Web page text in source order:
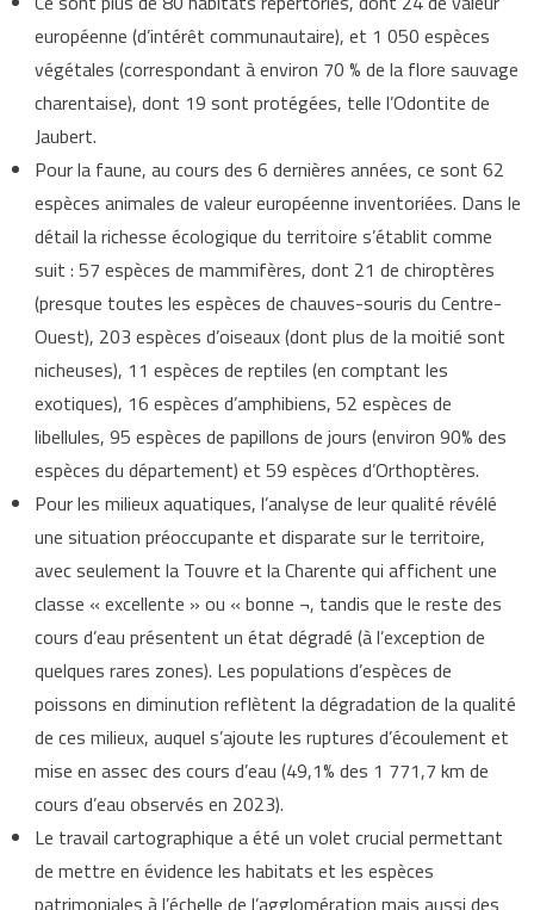
européenne (d’intérêt communautaire), et 1 050 espèces
végétales (correspondant à environ 70 % de la flore sauvage
charentaise), dont 19 sont protégées, telle l’Odontite de
Jaubert.
Pour la faune, au cours des 6 dernières années, ce sont 62
espèces animales de valeur européenne inventoriées. Dans le
détail la richesse écologique du territoire s’établit comme
suit : 57 espèces de mammifères, dont 21 de chiroptères
(presque toutes les espèces de chauves-souris du Centre-
Ouest), 203 espèces d’oiseaux (dont plus de la moitié sont
nicheuses), 11 espèces de reptiles (en comptant les
exotiques), 16 espèces d’amphibiens, 52 espèces de
libellules, 95 espèces de papillons de jours (environ 90% des
espèces du département) et 59 espèces d’Orthoptères.
Pour les milieux aquatiques, l’analyse de leur qualité révélé
une situation préoccupante et disparate sur le territoire,
avec seulement la Touvre et la Charente qui affichent une
classe « excellente » ou « bonne ¬, tandis que le reste des
cours d’eau présentent un état dégradé (à l’exception de
quelques rares zones). Les populations d’espèces de
poissons en diminution reflètent la dégradation de la qualité
de ces milieux, auquel s’ajoute les ruptures d’écoulement et
mise en assec des cours d’eau (49,1% des 1 771,7 km de
cours d’eau observés en 2023).
Le travail cartographique a été un volet crucial permettant
de mettre en évidence les habitats et les espèces